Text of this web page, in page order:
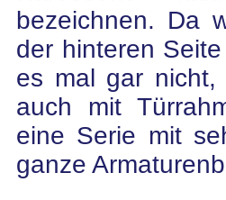
bezeichnen. Da
der hinteren
es mal gar
auch mit
eine Serie mit
ganze